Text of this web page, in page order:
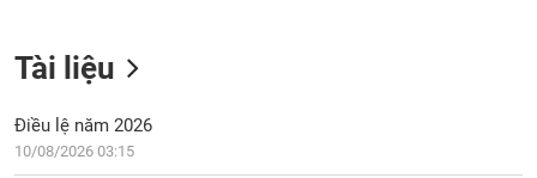
Tài liệu
Điều lệ năm 2026
10/08/2026 03:15